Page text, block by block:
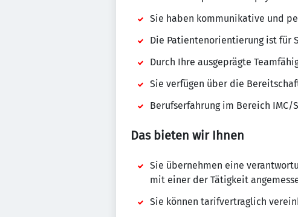
Sie haben kommunikative und
Die Patientenorientierung ist für
Durch Ihre ausgeprägte
Sie verfügen über die
Berufserfahrung im Bereich
Das bieten wir Ihnen
Sie übernehmen eine
mit einer der Tätigkeit
Sie können tarifvertraglich